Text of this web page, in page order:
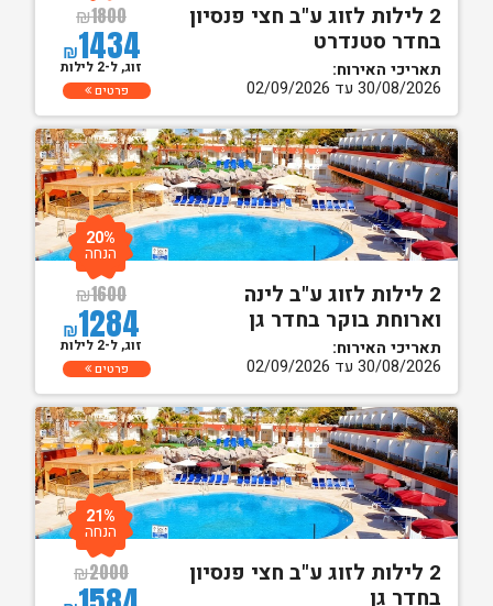
2 לילות לזוג ע"ב חצי פנסיון
בחדר סטנדרט
תאריכי האירוח:
30/08/2026 עד 02/09/2026
₪1800
₪1434
זוג, ל-2 לילות
פרטים
2 לילות לזוג ע"ב לינה
וארוחת בוקר בחדר גן
תאריכי האירוח:
30/08/2026 עד 02/09/2026
₪1600
₪1284
20%
הנחה
זוג, ל-2 לילות
פרטים
2 לילות לזוג ע"ב חצי פנסיון
בחדר גן
₪2000
21%
הנחה